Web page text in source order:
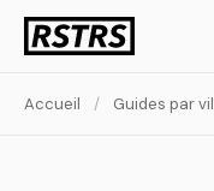
Accueil / Guides par